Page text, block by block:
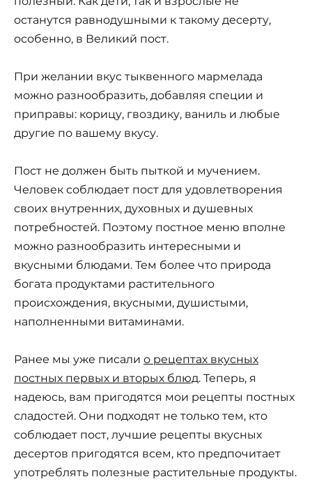
останутся равнодушными к такому десерту,
особенно, в Великий пост.
При желании вкус тыквенного мармелада
можно разнообразить, добавляя специи и
приправы: корицу, гвоздику, ваниль и любые
другие по вашему вкусу.
Пост не должен быть пыткой и мучением.
Человек соблюдает пост для удовлетворения
своих внутренних, духовных и душевных
потребностей. Поэтому постное меню вполне
можно разнообразить интересными и
вкусными блюдами. Тем более что природа
богата продуктами растительного
происхождения, вкусными, душистыми,
наполненными витаминами.
Ранее мы уже писали о рецептах вкусных
постных первых и вторых блюд. Теперь, я
надеюсь, вам пригодятся мои рецепты постных
сладостей. Они подходят не только тем, кто
соблюдает пост, лучшие рецепты вкусных
десертов пригодятся всем, кто предпочитает
употреблять полезные растительные продукты.